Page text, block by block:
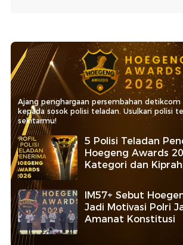
Ajang penghargaan persembahan detikcom
kepada sosok polisi teladan. Usulkan polisi
sekitarmu!
5 Polisi Teladan
Hoegeng Awards
Kategori dan
IM57+ Sebut
Jadi Motivasi Polri
Amanat Konstitusi